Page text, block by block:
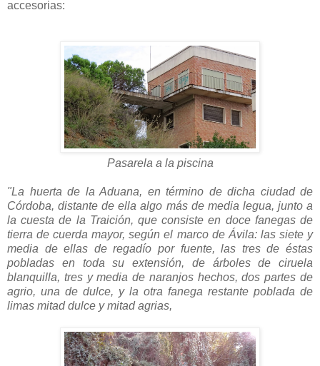
accesorias:
Pasarela a la piscina
"La huerta de la Aduana, en término de dicha ciudad de
Córdoba, distante de ella algo más de media legua, junto a
la cuesta de la Traición, que consiste en doce fanegas de
tierra de cuerda mayor, según el marco de Ávila: las siete y
media de ellas de regadío por fuente, las tres de éstas
pobladas en toda su extensión, de árboles de ciruela
blanquilla, tres y media de naranjos hechos, dos partes de
agrio, una de dulce, y la otra fanega restante poblada de
limas mitad dulce y mitad agrias,